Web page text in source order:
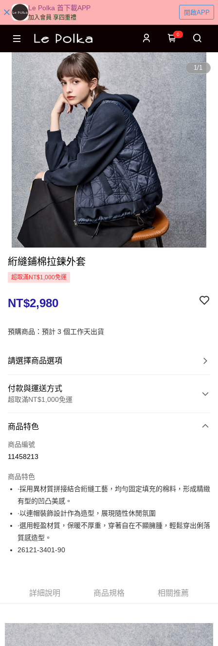
Le Polka 首下載APP
加入會員 享四重禮
開啟APP
0
1/1
絎縫鋪棉拉鍊外套
超取滿NT$1,000免運
NT$2,980
預購商品：預計 3 個工作天出貨
請選擇商品選項
付款與運送方式
超取滿NT$1,000免運
信用卡一次付款
超商取貨付款
Apple Pay
悠遊付
大哥付你分期
相關說明
1.本服務由台灣大哥大提供，台灣大哥大用戶可立即使用無須另外申請。
3.實際核准額度、可分期數及費用金額請依後續交易確認頁面所載為準。
4.訂單成立30分鐘內，如未前往確認交易或遇審核未通過，訂單將自動取
【繳款方式說明】
1.分期款項不併入電信帳單，「大哥付你分期」於每月結算日後寄送繳費提
醒簡訊。
ATM付款
全家取貨付款
付款後全家取貨
每筆NT$60，滿NT$1,000(含以上)免運費
商品特色
商品編號
11458213
商品特色
∙採用異材質拼接結合絎縫工藝，均勻固定填充的棉料，形成精緻
有型的凹凸美感。
∙以連帽裝飾設計作為造型，展現隨性休閒氛圍
∙選用輕盈材質，保暖不厚重，穿著自在不顯臃腫，輕鬆穿出俐落
質感造型。
26121-3401-90
詳細說明 商品規格 相關推薦